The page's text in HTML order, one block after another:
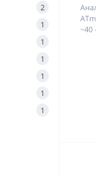
2
1
1
1
1
1
1
−40